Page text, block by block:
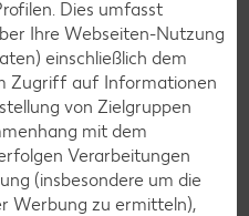
Dies umfasst
Ihre Webseiten-Nutzung
einschließlich dem
Zugriff auf Informationen
von Zielgruppen
mit dem
Verarbeitungen
(insbesondere um die
Werbung zu ermitteln),